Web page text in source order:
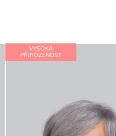
VYSOKÁ
PŘIROZENOST